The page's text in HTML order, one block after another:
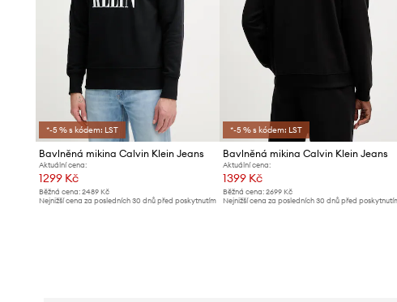
*-5 % s kódem: LST
Bavlněná mikina Calvin Klein Jeans
Aktuální cena:
1299 Kč
Běžná cena: 2489 Kč
Nejnižší cena za posledních 30 dnů před poskytnutím
*-5 % s kódem: LST
Bavlněná mikina Calvin Klein Jeans
Aktuální cena:
1399 Kč
Běžná cena:2699 Kč
Nejnižší cena za posledních 30 dnů před